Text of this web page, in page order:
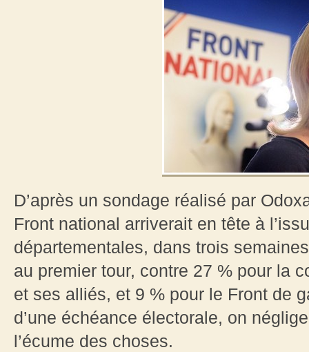
D’après un sondage réalisé par
Front national arriverait en tête à
départementales, dans trois
au premier tour, contre 27 % pour la
et ses alliés, et 9 % pour le Front de
d’une échéance électorale, on
l’écume des choses.